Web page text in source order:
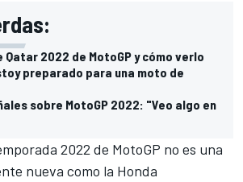
Qatar 2022 de MotoGP y cómo verlo
preparado para una moto de
sobre MotoGP 2022: "Veo algo en
2022 de MotoGP no es una
nueva como la Honda